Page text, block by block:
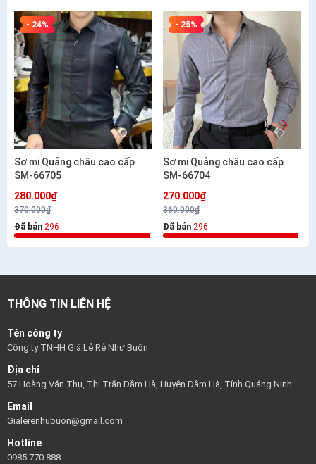
- 24%
Sơ mi Quảng châu cao cấp
SM-66705
280.000₫
370.000₫
Đã bán 296
- 25%
Sơ mi Quảng châu cao cấp
SM-66704
270.000₫
360.000₫
Đã bán 296
THÔNG TIN LIÊN HỆ
Tên công ty
Công ty TNHH Giá Lẻ Rẻ Như Buôn
Địa chỉ
57 Hoàng Văn Thụ, Thị Trấn Đầm Hà, Huyện Đầm Hà, Tỉnh Quảng Ninh
Email
Gialerenhubuon@gmail.com
Hotline
0985.770.888